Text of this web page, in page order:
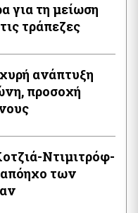
για τη μείωση
τράπεζες
ανάπτυξη
προσοχή
Ντιμιτρόφ-